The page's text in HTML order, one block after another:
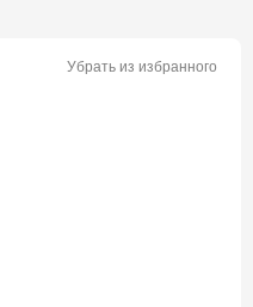
Убрать из избранного